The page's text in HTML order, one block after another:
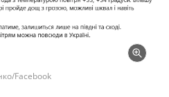
Facebook